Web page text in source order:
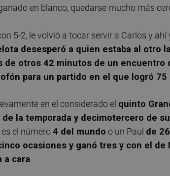
en blanco, quedarse mucho más
5-2, le volvió a tocar servir a Carlos y
desesperó a quien estaba al otro
de otros 42 minutos de un encuentro
para un partido en el que logró
en el considerado el quinto
la temporada y decimotercero de
es el número4 del mundo o un Paul de 26
ocasiones y ganó tres y con el de
a cara.